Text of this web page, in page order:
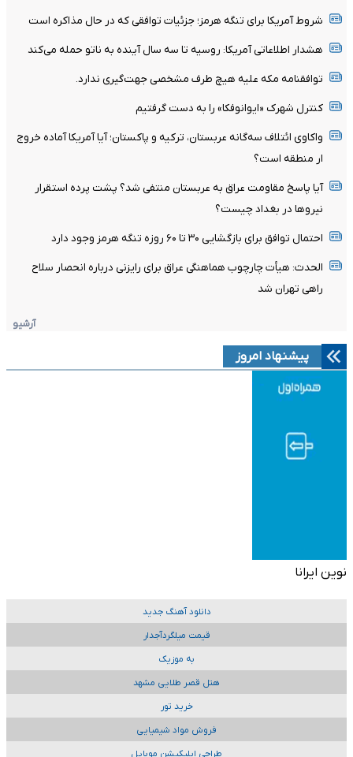
شروط آمریکا برای تنگه هرمز؛ جزئیات توافقی که در حال مذاکره است
هشدار اطلاعاتی آمریکا: روسیه تا سه سال آینده به ناتو حمله می‌کند
توافقنامه مکه علیه هیچ طرف مشخصی جهت‌گیری ندارد.
کنترل شهرک «ایوانوفکا» را به دست گرفتیم
واکاوی ائتلاف سه‌گانه عربستان، ترکیه و پاکستان؛ آیا آمریکا آماده خروج
ار منطقه است؟
آیا پاسخ مقاومت عراق به عربستان منتفی شد؟ پشت پرده استقرار
نیروها در بغداد چیست؟
احتمال توافق برای بازگشایی ۳۰ تا ۶۰ روزه تنگه هرمز وجود دارد
الحدث: هیأت چارچوب هماهنگی عراق برای رایزنی درباره انحصار سلاح
راهی تهران شد
آرشیو
پیشنهاد امروز
نوین ایرانا
دانلود آهنگ جدید
قیمت میلگردآجدار
به موزیک
هتل قصر طلایی مشهد
خرید تور
فروش مواد شیمیایی
طراحی اپلیکیشن موبایل